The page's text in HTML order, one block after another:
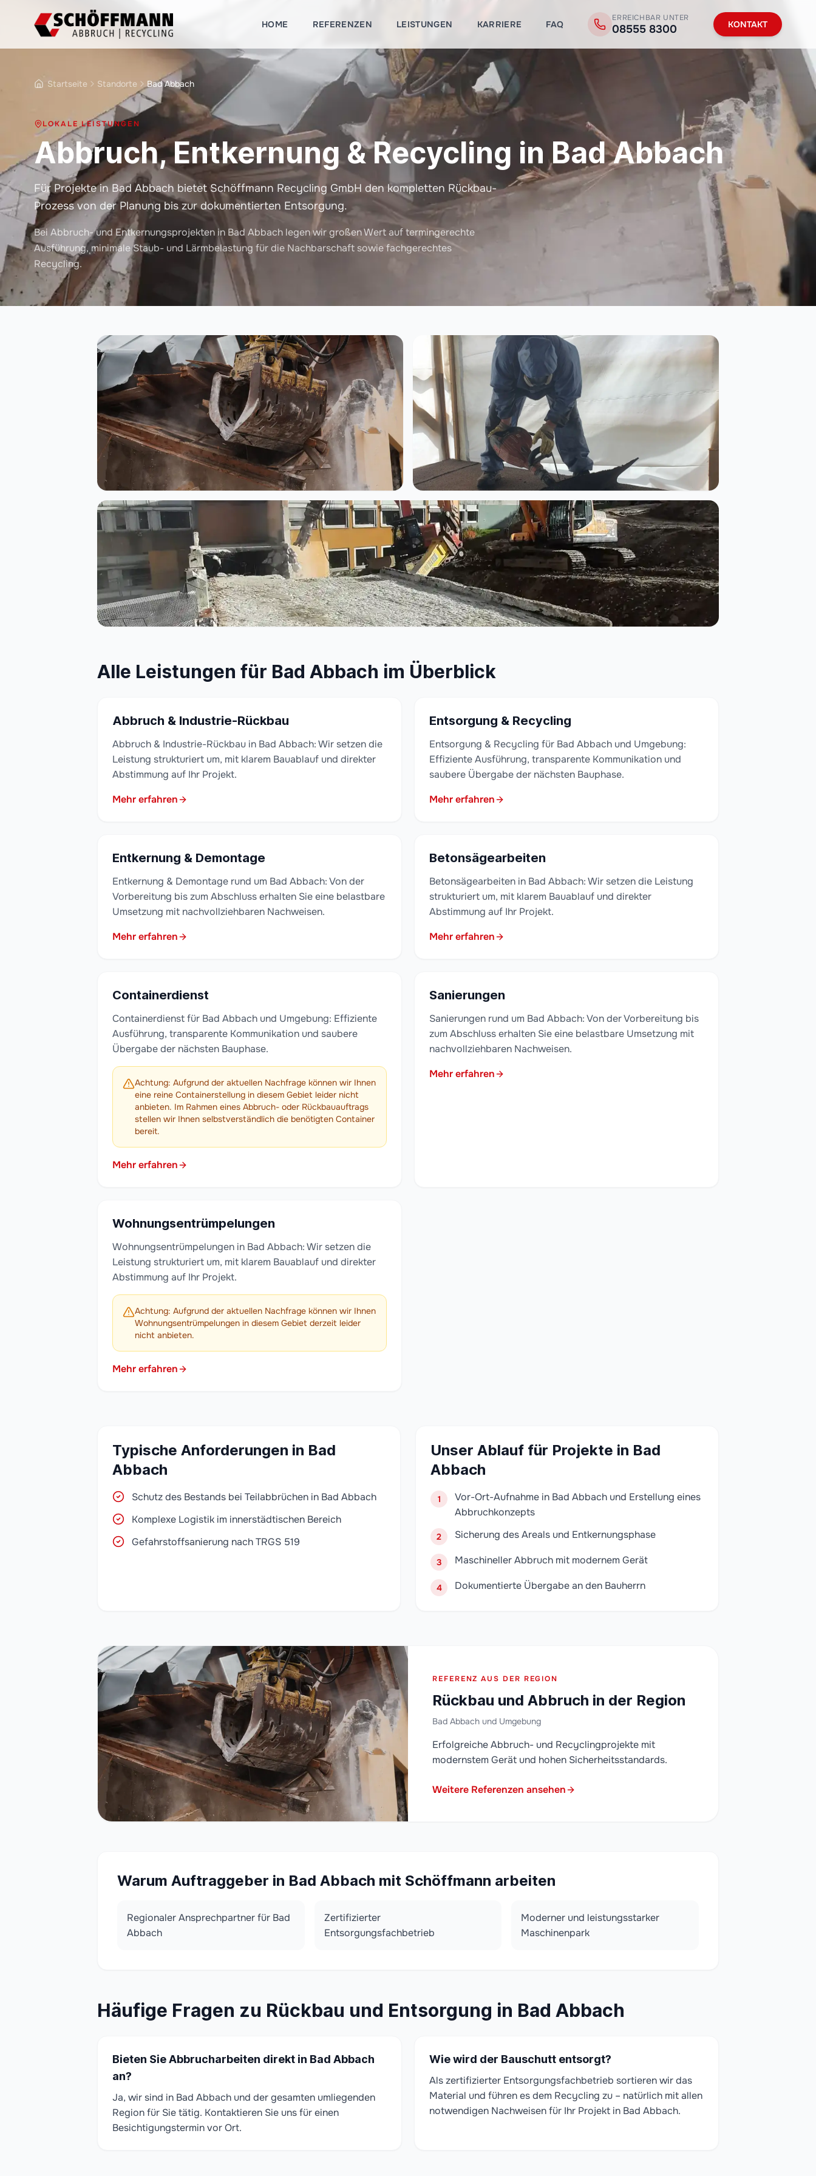
HOME REFERENZEN LEISTUNGEN KARRIERE FAQ
ERREICHBAR UNTER
08555 8300 KONTAKT
Startseite Standorte Bad Abbach
LOKALE LEISTUNGEN
Abbruch, Entkernung & Recycling in Bad Abbach
Für Projekte in Bad Abbach bietet Schöffmann Recycling GmbH den kompletten Rückbau-
Prozess von der Planung bis zur dokumentierten Entsorgung.
Bei Abbruch- und Entkernungsprojekten in Bad Abbach legen wir großen Wert auf termingerechte
Ausführung, minimale Staub- und Lärmbelastung für die Nachbarschaft sowie fachgerechtes
Recycling.
Alle Leistungen für Bad Abbach im Überblick
Abbruch & Industrie-Rückbau
Abbruch & Industrie-Rückbau in Bad Abbach: Wir setzen die
Leistung strukturiert um, mit klarem Bauablauf und direkter
Abstimmung auf Ihr Projekt.
Mehr erfahren
Entsorgung & Recycling
Entsorgung & Recycling für Bad Abbach und Umgebung:
Effiziente Ausführung, transparente Kommunikation und
saubere Übergabe der nächsten Bauphase.
Mehr erfahren
Entkernung & Demontage
Entkernung & Demontage rund um Bad Abbach: Von der
Vorbereitung bis zum Abschluss erhalten Sie eine belastbare
Umsetzung mit nachvollziehbaren Nachweisen.
Mehr erfahren
Betonsägearbeiten
Betonsägearbeiten in Bad Abbach: Wir setzen die Leistung
strukturiert um, mit klarem Bauablauf und direkter
Abstimmung auf Ihr Projekt.
Mehr erfahren
Containerdienst
Containerdienst für Bad Abbach und Umgebung: Effiziente
Ausführung, transparente Kommunikation und saubere
Übergabe der nächsten Bauphase.
Achtung: Aufgrund der aktuellen Nachfrage können wir Ihnen
eine reine Containerstellung in diesem Gebiet leider nicht
anbieten. Im Rahmen eines Abbruch- oder Rückbauauftrags
stellen wir Ihnen selbstverständlich die benötigten Container
bereit.
Mehr erfahren
Sanierungen
Sanierungen rund um Bad Abbach: Von der Vorbereitung bis
zum Abschluss erhalten Sie eine belastbare Umsetzung mit
nachvollziehbaren Nachweisen.
Mehr erfahren
Wohnungsentrümpelungen
Wohnungsentrümpelungen in Bad Abbach: Wir setzen die
Leistung strukturiert um, mit klarem Bauablauf und direkter
Abstimmung auf Ihr Projekt.
Achtung: Aufgrund der aktuellen Nachfrage können wir Ihnen
Wohnungsentrümpelungen in diesem Gebiet derzeit leider
nicht anbieten.
Mehr erfahren
Typische Anforderungen in Bad
Abbach
Schutz des Bestands bei Teilabbrüchen in Bad Abbach
Komplexe Logistik im innerstädtischen Bereich
Gefahrstoffsanierung nach TRGS 519
Unser Ablauf für Projekte in Bad
Abbach
1
Vor-Ort-Aufnahme in Bad Abbach und Erstellung eines
Abbruchkonzepts
2 Sicherung des Areals und Entkernungsphase
3 Maschineller Abbruch mit modernem Gerät
4 Dokumentierte Übergabe an den Bauherrn
REFERENZ AUS DER REGION
Rückbau und Abbruch in der Region
Bad Abbach und Umgebung
Erfolgreiche Abbruch- und Recyclingprojekte mit
modernstem Gerät und hohen Sicherheitsstandards.
Weitere Referenzen ansehen
Warum Auftraggeber in Bad Abbach mit Schöffmann arbeiten
Regionaler Ansprechpartner für Bad
Abbach
Zertifizierter
Entsorgungsfachbetrieb
Moderner und leistungsstarker
Maschinenpark
Häufige Fragen zu Rückbau und Entsorgung in Bad Abbach
Bieten Sie Abbrucharbeiten direkt in Bad Abbach
an?
Ja, wir sind in Bad Abbach und der gesamten umliegenden
Region für Sie tätig. Kontaktieren Sie uns für einen
Besichtigungstermin vor Ort.
Wie wird der Bauschutt entsorgt?
Als zertifizierter Entsorgungsfachbetrieb sortieren wir das
Material und führen es dem Recycling zu – natürlich mit allen
notwendigen Nachweisen für Ihr Projekt in Bad Abbach.